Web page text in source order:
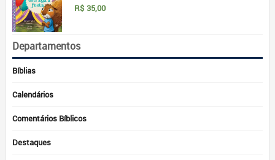
R$ 35,00
Departamentos
Bíblias
Calendários
Comentários Bíblicos
Destaques